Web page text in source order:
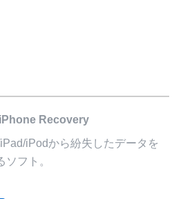
Recovery
iPodから紛失したデータを
ソフト。